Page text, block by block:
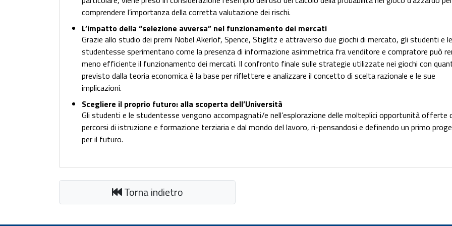
comprendere l’importanza della corretta valutazione dei rischi.
L’impatto della “selezione avversa” nel funzionamento dei mercati
Grazie allo studio dei premi Nobel Akerlof, Spence, Stiglitz e attraverso due giochi di mercato, gli studenti e le
studentesse sperimentano come la presenza di informazione asimmetrica fra venditore e compratore può
meno efficiente il funzionamento dei mercati. Il confronto finale sulle strategie utilizzate nei giochi con
previsto dalla teoria economica è la base per riflettere e analizzare il concetto di scelta razionale e le sue
implicazioni.
Scegliere il proprio futuro: alla scoperta dell’Università
Gli studenti e le studentesse vengono accompagnati/e nell’esplorazione delle molteplici opportunità offerte
percorsi di istruzione e formazione terziaria e dal mondo del lavoro, ri-pensandosi e definendo un primo
per il futuro.
Torna indietro